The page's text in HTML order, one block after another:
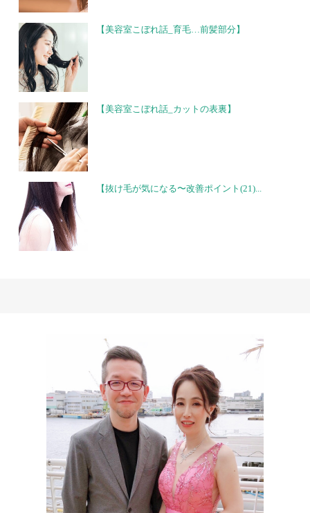
【美容室こぼれ話_育毛…前髪部分】
【美容室こぼれ話_カットの表裏】
【抜け毛が気になる〜改善ポイント(21)...